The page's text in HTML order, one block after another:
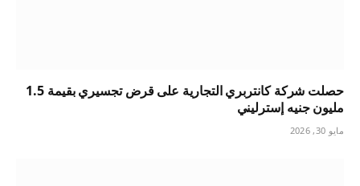
حصلت شركة كانتربري التجارية على قرض تجسيري بقيمة 1.5
مليون جنيه إسترليني
مايو 30, 2026